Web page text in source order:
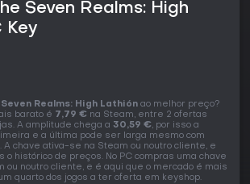
Seven Realms: High
Key
Realms: High Lathión ao melhor preço?
barato é 7,79 € na Steam, entre 2 ofertas
A amplitude chega a 30,59 €, por isso a
e a última pode ser larga mesmo com
A chave ativa-se na Steam ou noutro cliente, e
o histórico de preços. No PC compras uma chave
ou noutro cliente, e é aqui que o mercado é mais
quarto dos jogos a ter oferta em keyshop.